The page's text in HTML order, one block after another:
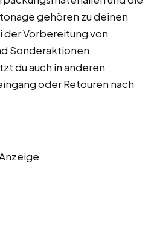
gehören zu deinen
der Vorbereitung von
Sonderaktionen.
du auch in anderen
oder Retouren nach